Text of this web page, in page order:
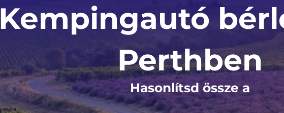
Melbourne Christchurch Norvégia
Németország
Kempingautó
Perthben
Hasonlítsd össze a